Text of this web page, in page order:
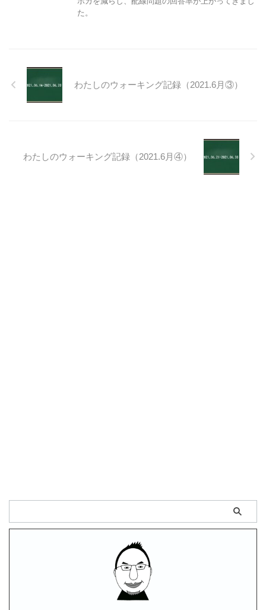
た。
わたしのウォーキング記録（2021.6月③）
わたしのウォーキング記録（2021.6月④）